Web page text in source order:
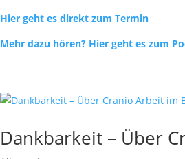
Hier geht es direkt zum Termin
Mehr dazu hören? Hier geht es zum
Dankbarkeit – Über